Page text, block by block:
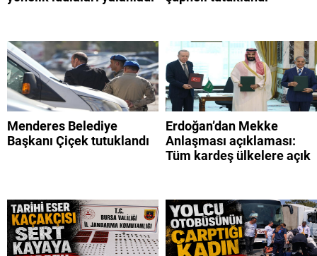
Menderes Belediye
Başkanı Çiçek tutuklandı
Erdoğan’dan Mekke
Anlaşması açıklaması:
Tüm kardeş ülkelere açık